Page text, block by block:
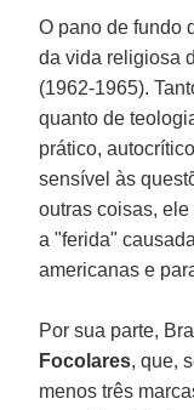
O pano de fundo
da vida religiosa
(1962-1965).
quanto de
prático,
sensível às
outras coisas,
a "ferida"
americanas e
Por sua parte,
Focolares, que,
menos três